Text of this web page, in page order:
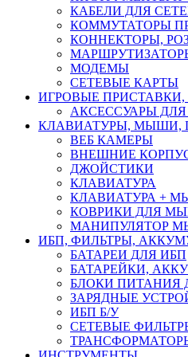
КАБЕЛИ ДЛЯ
КОММУТАТОРЫ
КОННЕКТОРЫ,
МОДЕМЫ
СЕТЕВЫЕ КАРТЫ
ИГРОВЫЕ
АКСЕССУАРЫ ДЛЯ
КЛАВИАТУРЫ, МЫШИ,
ВЕБ КАМЕРЫ
ВНЕШНИЕ
ДЖОЙСТИКИ
КЛАВИАТУРА
КЛАВИАТУРА +
КОВРИКИ ДЛЯ
МАНИПУЛЯТОР
ИБП, ФИЛЬТРЫ,
БАТАРЕИ ДЛЯ ИБП
БАТАРЕЙКИ,
БЛОКИ ПИТАНИЯ
ЗАРЯДНЫЕ
ИБП Б/У
СЕТЕВЫЕ